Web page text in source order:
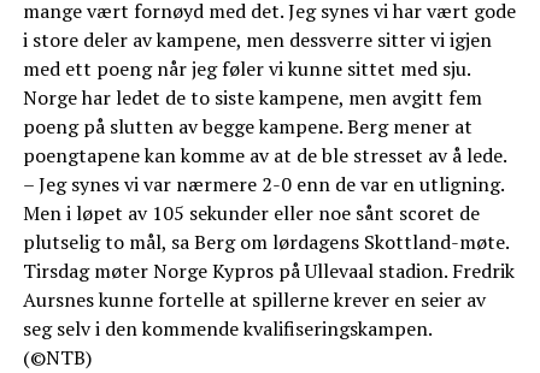
mange vært fornøyd med det. Jeg synes vi har vært gode
i store deler av kampene, men dessverre sitter vi igjen
med ett poeng når jeg føler vi kunne sittet med sju.
Norge har ledet de to siste kampene, men avgitt fem
poeng på slutten av begge kampene. Berg mener at
poengtapene kan komme av at de ble stresset av å lede.
– Jeg synes vi var nærmere 2-0 enn de var en utligning.
Men i løpet av 105 sekunder eller noe sånt scoret de
plutselig to mål, sa Berg om lørdagens Skottland-møte.
Tirsdag møter Norge Kypros på Ullevaal stadion. Fredrik
Aursnes kunne fortelle at spillerne krever en seier av
seg selv i den kommende kvalifiseringskampen.
(©NTB)